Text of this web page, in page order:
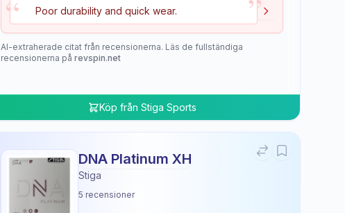
“ Poor durability and quick wear. ”
AI-extraherade citat från recensionerna. Läs de fullständiga
recensionerna på revspin.net
Köp från Stiga Sports
DNA Platinum XH
Stiga
5 recensioner